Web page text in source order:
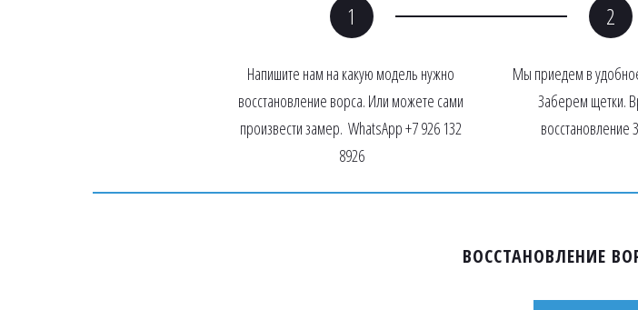
Напишите нам на какую модель нужно
восстановление ворса. Или можете сами
произвести замер.  WhatsApp +7 926 132
8926
Мы приедем в
Заберем щетки.
восстановление
ВОССТАНОВЛЕНИЕ